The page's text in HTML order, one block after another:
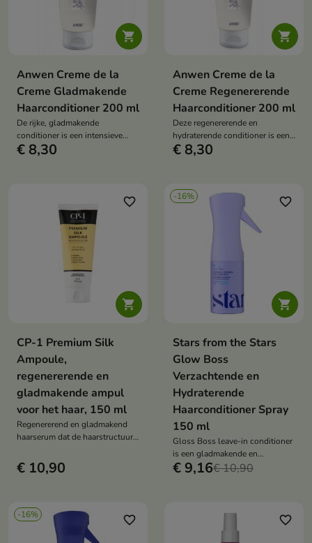

Anwen Creme de la
Creme Gladmakende
Haarconditioner 200 ml
De rijke, gladmakende
conditioner is een intensieve
behandeling die pluizig haar
€ 8,30

Anwen Creme de la
Creme Regenererende
Haarconditioner 200 ml
Deze regenererende en
hydraterende conditioner is een
lichte, dagelijkse verzorging die
€ 8,30

favorite_border
CP-1 Premium Silk
Ampoule,
regenererende en
gladmakende ampul
voor het haar, 150 ml
Regenererend en gladmakend
haarserum dat de haarstructuur
zachtheid en glans teruggeeft.
€ 10,90
-16%

favorite_border
Stars from the Stars
Glow Boss
Verzachtende en
Hydraterende
Haarconditioner Spray
150 ml
Gloss Boss leave-in conditioner
is een gladmakende en
hydraterende behandeling die
€ 9,16€ 10,90
-16% favorite_border favorite_border